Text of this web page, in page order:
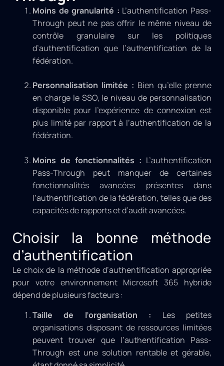
Moins de granularité : L’authentification Pass-
Through peut ne pas offrir le même niveau de
contrôle granulaire sur les politiques
d’authentification que l’authentification de la
fédération.
Personnalisation limitée : Bien qu’elle prenne
en charge le SSO, le niveau de personnalisation
disponible pour l’expérience de connexion est
plus limité par rapport à l’authentification de la
fédération.
Moins de fonctionnalités : L’authentification
Pass-Through peut manquer de certaines
fonctionnalités avancées présentes dans
l’authentification de la fédération, telles que des
capacités de rapports et d’audit avancées.
Choisir la bonne méthode
d’authentification
Le choix de la méthode d’authentification appropriée
pour votre environnement Microsoft 365 hybride
dépend de plusieurs facteurs :
Taille de l’organisation : Les petites
organisations disposant de ressources limitées
peuvent trouver que l’authentification Pass-
Through est une solution rentable et gérable,